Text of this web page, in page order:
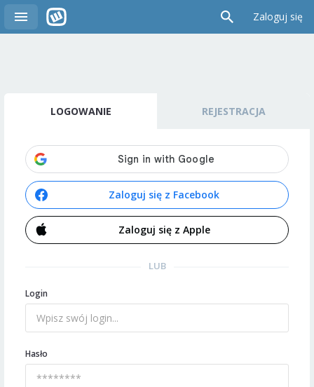
Zaloguj się
LOGOWANIE REJESTRACJA
Zaloguj się z Facebook
Zaloguj się z Apple
LUB
Login
Hasło